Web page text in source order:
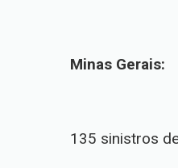
Minas Gerais:
135 sinistros